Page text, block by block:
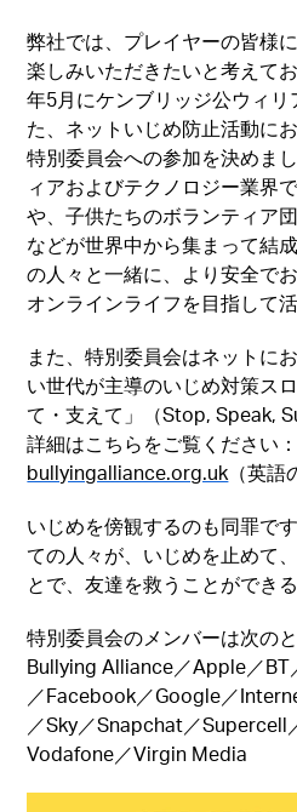
弊社では、プレイヤーの皆様
楽しみいただきたいと考えて
年5月にケンブリッジ公ウィ
た、ネットいじめ防止活動に
特別委員会への参加を決めま
ィアおよびテクノロジー業界
や、子供たちのボランティア
などが世界中から集まって結
の人々と一緒に、より安全で
オンラインライフを目指して
また、特別委員会はネットに
い世代が主導のいじめ対策ス
て・支えて」（Stop, Speak,
詳細はこちらをご覧ください
bullyingalliance.org.uk （英語
いじめを傍観するのも同罪で
ての人々が、いじめを止めて
とで、友達を救うことができる
特別委員会のメンバーは次の
Bullying Alliance／Apple／BT
／Facebook／Google／
／Sky／Snapchat／Supercell
Vodafone／Virgin Media